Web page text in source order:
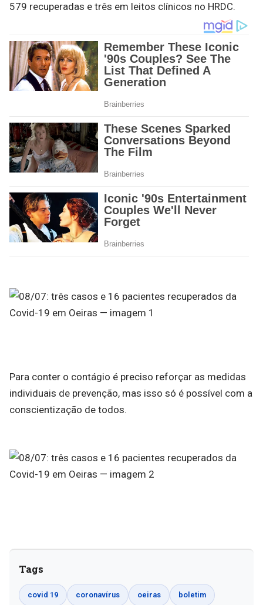
579 recuperadas e três em leitos clínicos no HRDC.
Para conter o contágio é preciso reforçar as medidas
individuais de prevenção, mas isso só é possível com a
conscientização de todos.
Tags
covid 19 coronavírus oeiras boletim